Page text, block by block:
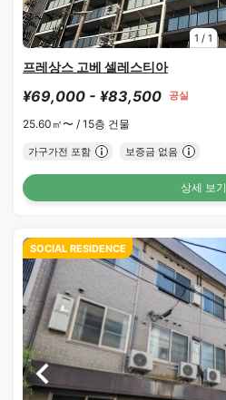
1 / 1
프레상스 고베 셀레스티아
¥69,000 - ¥83,500 공실
25.60㎡〜 / 15층 건물
가구가전 포함 보증금 없음
상세 보기
SOCIAL RESIDENCE